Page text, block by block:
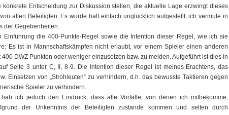
konkrete Entscheidung zur Diskussion stellen, die aktuelle Lage erzwingt dieses
allen Beteiligten. Es wurde halt einfach unglücklich aufgestellt, ich vermute in
der Gegebenheiten.
Einführung die 400-Punkte-Regel sowie die Intention dieser Regel, wie ich sie
Es ist in Mannschaftskämpfen nicht erlaubt, vor einem Spieler einen anderen
400 DWZ Punkten oder weniger einzusetzen bzw. zu melden. Aufgeführt ist dies in
Seite 3 unter C, II, 8-9. Die Intention dieser Regel ist meines Erachtens, das
Einsetzen von „Strohleuten“ zu verhindern, d.h. das bewusste Taktieren gegen
Spieler zu verhindern.
hab ich jedoch den Eindruck, dass alle Vorfälle, von denen ich mitbekomme,
der Unkenntnis der Beteiligten zustande kommen und selten durch